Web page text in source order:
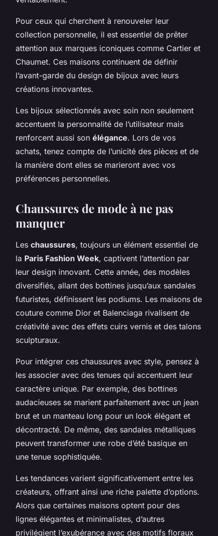
Pour ceux qui cherchent à renouveler leur
collection personnelle, il est essentiel de prêter
attention aux marques iconiques comme Cartier et
Chaumet. Ces maisons continuent de définir
l’avant-garde du design de bijoux avec leurs
créations innovantes.
Les bijoux sélectionnés avec soin non seulement
accentuent la personnalité de l’utilisateur mais
renforcent aussi son élégance. Lors de vos
achats, tenez compte de l’unicité des pièces et de
la manière dont elles se marieront avec vos
préférences personnelles.
Chaussures de mode à ne pas
manquer
Les chaussures, toujours un élément essentiel de
la Paris Fashion Week, captivent l’attention par
leur design innovant. Cette année, des modèles
diversifiés, allant des bottines jusqu’aux sandales
futuristes, définissent les podiums. Les maisons de
couture comme Dior et Balenciaga rivalisent de
créativité avec des effets cuirs vernis et des talons
sculpturaux.
Pour intégrer ces chaussures avec style, pensez à
les associer avec des tenues qui accentuent leur
caractère unique. Par exemple, des bottines
audacieuses se marient parfaitement avec un jean
brut et un manteau long pour un look élégant et
décontracté. De même, des sandales métalliques
peuvent transformer une robe d’été basique en
une tenue sophistiquée.
Les tendances varient significativement entre les
créateurs, offrant ainsi une riche palette d’options.
Alors que certaines maisons optent pour des
lignes élégantes et minimalistes, d’autres
privilégient l’exubérance avec des motifs floraux